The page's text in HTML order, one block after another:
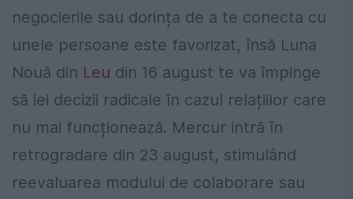
negocierile sau dorința de a te conecta cu
unele persoane este favorizat, însă Luna
Nouă din Leu din 16 august te va împinge
să iei decizii radicale în cazul relațiilor care
nu mai funcționează. Mercur intră în
retrogradare din 23 august, stimulând
reevaluarea modului de colaborare sau